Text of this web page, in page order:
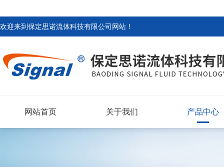
欢迎来到保定思诺流体科技有限公司网站 ！
网站首页 关于我们 产品中心